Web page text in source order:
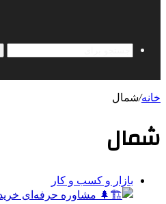
خانه/شمال
شمال
بازار و کسب و کار